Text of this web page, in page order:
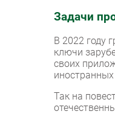
Задачи
В 2022 году
ключи
своих
Так на